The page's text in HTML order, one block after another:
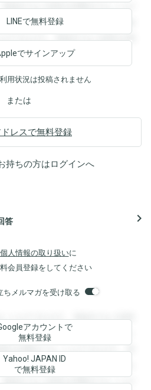
録すると回答を閲覧することが
閲覧することができます。登録
できます。登録すると回答を閲
LINEで無料登録
でサインアップ
用状況は投稿されません
または
レスで無料登録
持ちの方はログインへ
答 navigate_next
個人情報の取り扱いに
会員登録をしてください
メルマガを受け取る
とができます。登録すると回答
登録すると回答を閲覧すること
を閲覧することができます。登
ができます。登録すると回答を
録すると回答を閲覧することが
アカウントで
無料登録
Yahoo! JAPAN ID
で無料登録